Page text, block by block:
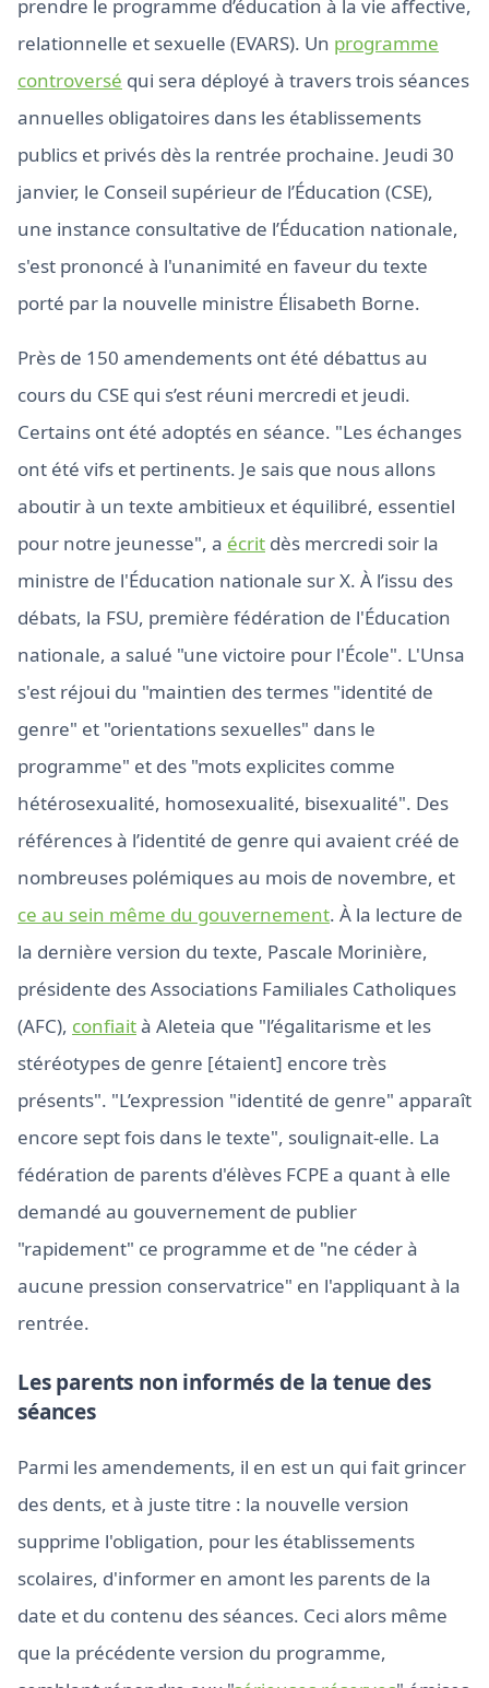
prendre le programme d’éducation à la vie affective,
relationnelle et sexuelle (EVARS). Un programme
controversé qui sera déployé à travers trois séances
annuelles obligatoires dans les établissements
publics et privés dès la rentrée prochaine. Jeudi 30
janvier, le Conseil supérieur de l’Éducation (CSE),
une instance consultative de l’Éducation nationale,
s'est prononcé à l'unanimité en faveur du texte
porté par la nouvelle ministre Élisabeth Borne.
Près de 150 amendements ont été débattus au
cours du CSE qui s’est réuni mercredi et jeudi.
Certains ont été adoptés en séance. "Les échanges
ont été vifs et pertinents. Je sais que nous allons
aboutir à un texte ambitieux et équilibré, essentiel
pour notre jeunesse", a écrit dès mercredi soir la
ministre de l'Éducation nationale sur X. À l’issu des
débats, la FSU, première fédération de l'Éducation
nationale, a salué "une victoire pour l'École". L'Unsa
s'est réjoui du "maintien des termes "identité de
genre" et "orientations sexuelles" dans le
programme" et des "mots explicites comme
hétérosexualité, homosexualité, bisexualité". Des
références à l’identité de genre qui avaient créé de
nombreuses polémiques au mois de novembre, et
ce au sein même du gouvernement. À la lecture de
la dernière version du texte, Pascale Morinière,
présidente des Associations Familiales Catholiques
(AFC), confiaità Aleteia que "l’égalitarisme et les
stéréotypes de genre [étaient] encore très
présents". "L’expression "identité de genre" apparaît
encore sept fois dans le texte", soulignait-elle. La
fédération de parents d'élèves FCPE a quant à elle
demandé au gouvernement de publier
"rapidement" ce programme et de "ne céder à
aucune pression conservatrice" en l'appliquant à la
rentrée.
Les parents non informés de la tenue des
séances
Parmi les amendements, il en est un qui fait grincer
des dents, et à juste titre : la nouvelle version
supprime l'obligation, pour les établissements
scolaires, d'informer en amont les parents de la
date et du contenu des séances. Ceci alors même
que la précédente version du programme,